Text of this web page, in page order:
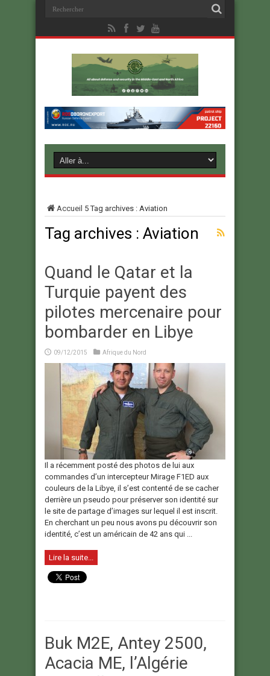
Accueil 5Tag archives : Aviation
Tag archives : Aviation
Quand le Qatar et la
Turquie payent des
pilotes mercenaire pour
bombarder en Libye
09/12/2015 Afrique du Nord
Il a récemment posté des photos de lui aux
commandes d’un intercepteur Mirage F1ED aux
couleurs de la Libye, il s’est contenté de se cacher
derrière un pseudo pour préserver son identité sur
le site de partage d’images sur lequel il est inscrit.
En cherchant un peu nous avons pu découvrir son
identité, c’est un américain de 42 ans qui ...
Lire la suite...
Buk M2E, Antey 2500,
Acacia ME, l’Algérie